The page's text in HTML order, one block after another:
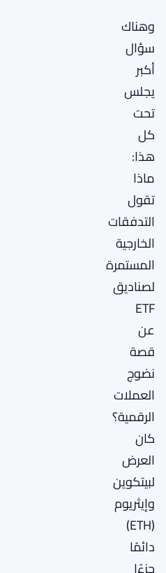
وهناك
سؤال
أكبر
يجلس
تحت
كل
هذا:
ماذا
تقول
التدفقات
الخارجية
المستمرة
لصناديق
ETF
عن
قصة
نضوج
العملات
الرقمية؟
كان
العرض
لبيتكوين
وإيثريوم
(ETH)
دائمًا
جزءًا